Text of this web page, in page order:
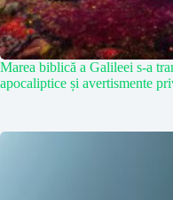
Marea biblică a Galileei s-a
apocaliptice și avertismente